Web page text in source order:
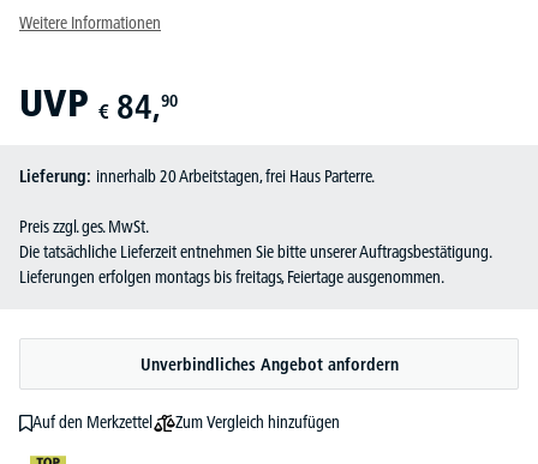
Weitere Informationen
UVP € 84,90
Lieferung: innerhalb 20 Arbeitstagen, frei Haus Parterre.
Preis zzgl. ges. MwSt.
Die tatsächliche Lieferzeit entnehmen Sie bitte unserer Auftragsbestätigung.
Lieferungen erfolgen montags bis freitags, Feiertage ausgenommen.
Unverbindliches Angebot anfordern
Auf den Merkzettel Zum Vergleich hinzufügen